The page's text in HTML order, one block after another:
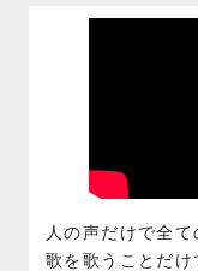
人の声だけで全て
歌を歌うことだ